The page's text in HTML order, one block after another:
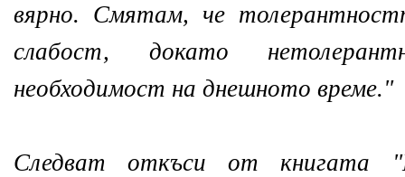
вярно. Смятам, че
слабост, докато
необходимост на днешното време."
Следват откъси от книгата